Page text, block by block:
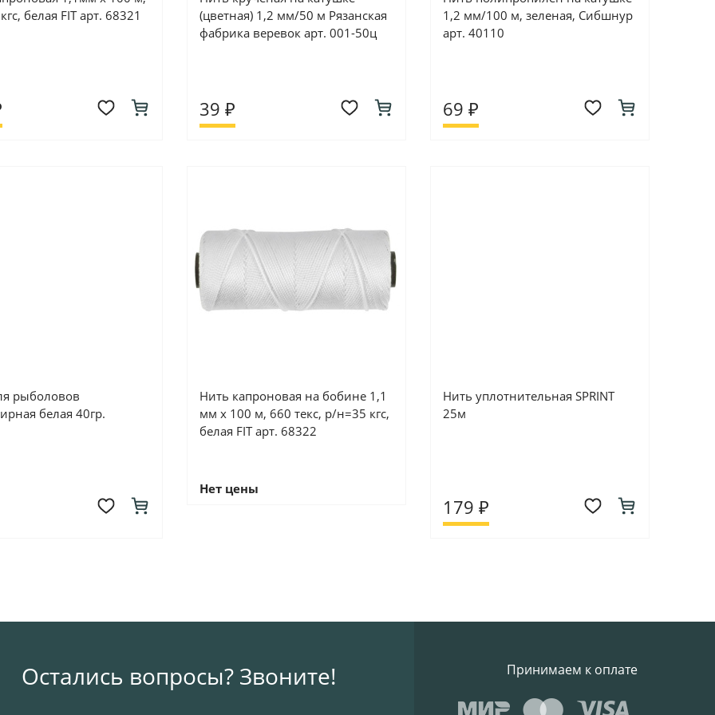
белая FIT арт. 68321
(цветная) 1,2 мм/50 м Рязанская
фабрика веревок арт. 001-50ц
39 ₽
1,2 мм/100 м, зеленая, Сибшнур
арт. 40110
69 ₽
рыболовов
белая 40гр.
Нить капроновая на бобине 1,1
мм х 100 м, 660 текс, р/н=35 кгс,
белая FIT арт. 68322
Нет цены
Нить уплотнительная SPRINT
25м
179 ₽
Остались вопросы? Звоните!
Принимаем к оплате